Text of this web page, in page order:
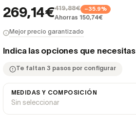
269,14€419,88€ −35.9%
Ahorras 150,74€
Mejor precio garantizado
Indica las opciones que necesitas
Te faltan 3 pasos por configurar
MEDIDAS Y COMPOSICIÓN
Sin seleccionar